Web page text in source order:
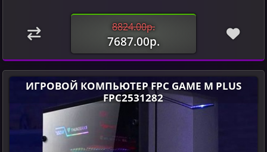
8824.00р.
7687.00р.
ИГРОВОЙ КОМПЬЮТЕР FPC GAME M PLUS
FPC2531282